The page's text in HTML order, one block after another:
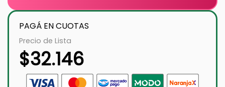
PAGÁ EN CUOTAS
Precio de Lista
$32.146